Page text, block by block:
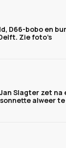
D66-bobo en
Zie foto’s
Slagter zet na
alweer te